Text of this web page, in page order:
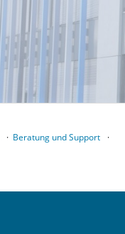
Beratung und Support